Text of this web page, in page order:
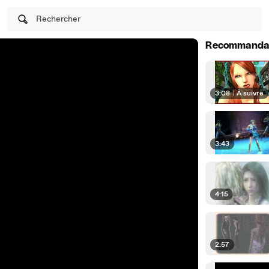
Rechercher
3:08 | À suivre
3:43
4:15
2:57